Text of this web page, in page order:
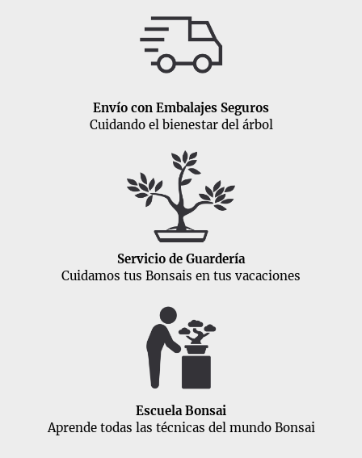
Envío con Embalajes Seguros
Cuidando el bienestar del árbol
Servicio de Guardería
Cuidamos tus Bonsais en tus vacaciones
Escuela Bonsai
Aprende todas las técnicas del mundo Bonsai